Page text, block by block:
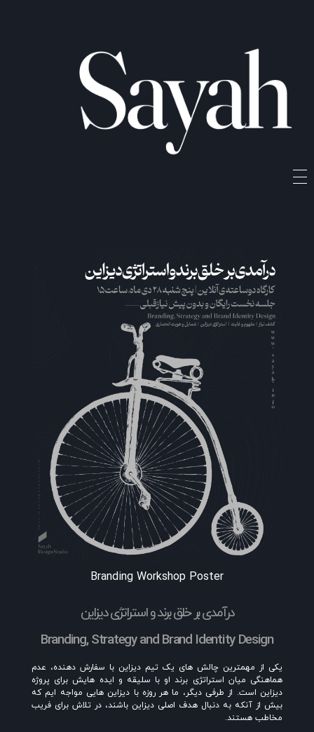
Branding Workshop Poster
درآمدی بر خلق برند و استراتژی دیزاین
Branding, Strategy and Brand Identity Design
یکی از مهمترین چالش های یک تیم دیزاین با سفارش دهنده، عدم
هماهنگی میان استراتژی برند او با سلیقه و ایده هایش برای پروژه
دیزاین است. از طرفی دیگر، ما هر روزه با دیزاین هایی مواجه ایم که
بیش از آنکه به دنبال هدف اصلی دیزاین باشند، در تلاش برای فریب
مخاطب هستند.